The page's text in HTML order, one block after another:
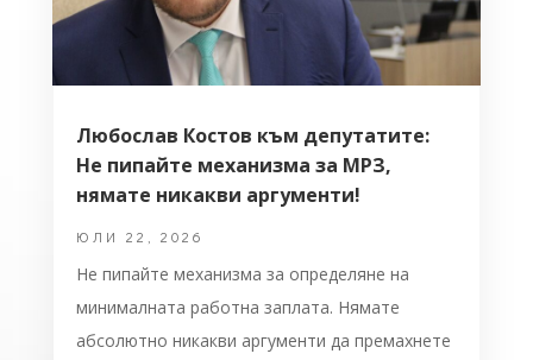
Любослав Костов към депутатите:
Не пипайте механизма за МРЗ,
нямате никакви аргументи!
ЮЛИ 22, 2026
Не пипайте механизма за определяне на
минималната работна заплата. Нямате
абсолютно никакви аргументи да премахнете